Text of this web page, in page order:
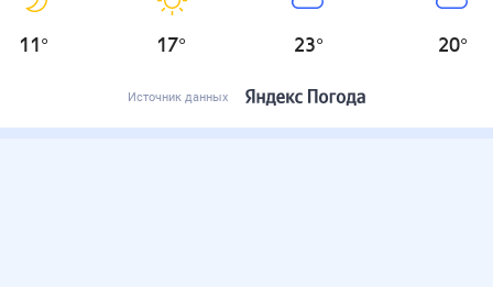
11 ° 17° 23° 20°
Источник данных